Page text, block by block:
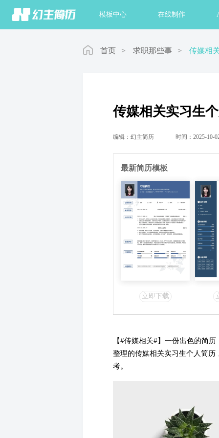
首页 模板中心 在线制作
首页 > 求职那些事 > 传媒相
传媒相关实习生
编辑：幻主简历 时间：2025-10-
最新简历模板
立即下载
【#传媒相关#】一份出色的简
整理的传媒相关实习生个人简
考。